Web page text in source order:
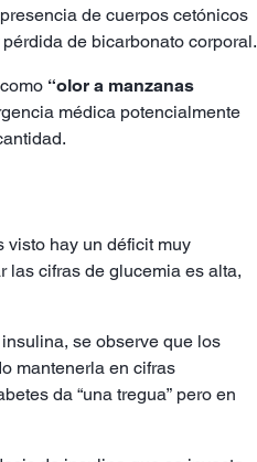
de cuerpos cetónicos
de bicarbonato corporal.
“olor a manzanas
médica potencialmente
visto hay un déficit muy
las cifras de glucemia es alta,
se observe que los
mantenerla en cifras
da “una tregua” pero en